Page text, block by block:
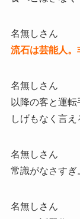
名無しさん
流石は芸能人。
名無しさん
以降の客と運
しげもなく言
名無しさん
常識がなさすぎ
名無しさん